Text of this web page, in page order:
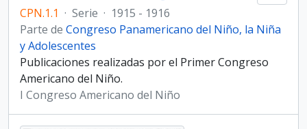
CPN.1.1 · Serie · 1915 - 1916
Parte de Congreso Panamericano del Niño, la Niña
y Adolescentes
Publicaciones realizadas por el Primer Congreso
Americano del Niño.
I Congreso Americano del Niño